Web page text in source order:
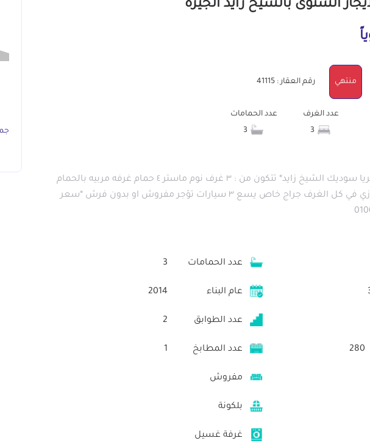
منتهي رقم العقار : 41115
عدد الغرف
عدد الحمامات
*فيلا للايجار مفرو بكمبوند ألجريا سوديك الشيخ زايد* تتكون من : ٣ غرف نوم ماستر ٤ حمام غرفه مربيه بالحمام
غرفه سائق حمام سباحه جاكوزي في كل الغرف جراج خاص يسع ٣ سيارات تؤجر مفروش او بدون فرش *سعر
عدد الحمامات 3
عام البناء 2014
عدد الطوابق 2
280 عدد المطابخ 1
مفروش
بلكونة
غرفة غسيل